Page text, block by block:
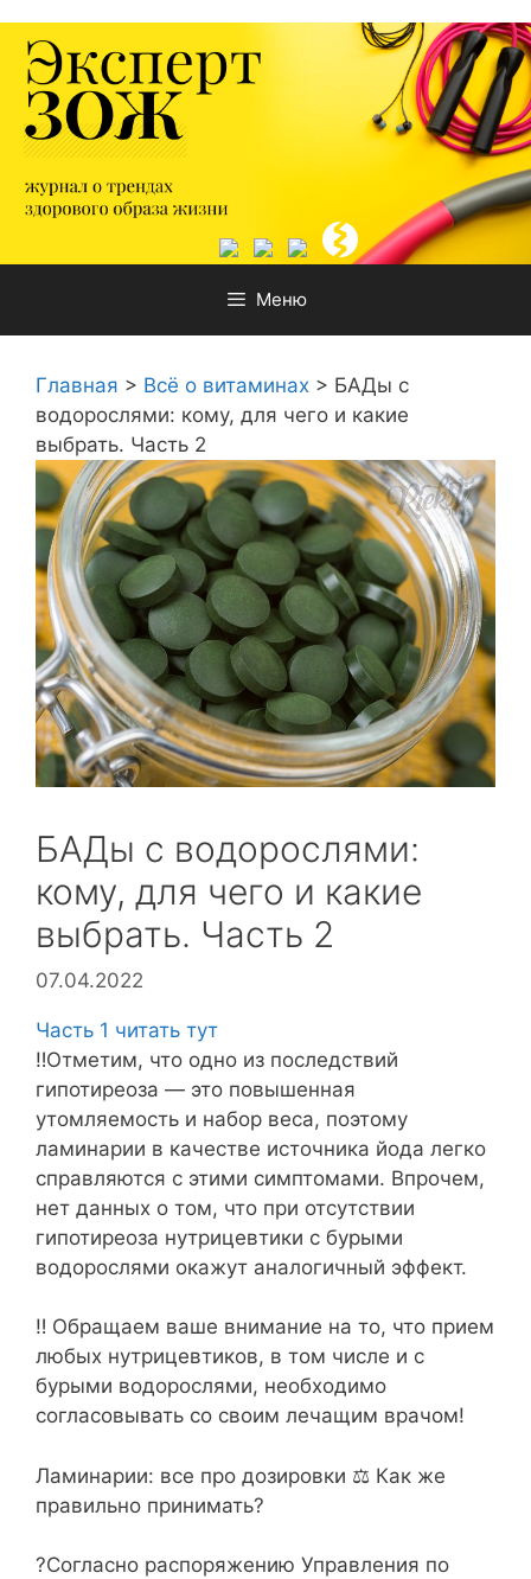
содержимому
Меню
Главная > Всё о витаминах > БАДы с
водорослями: кому, для чего и какие
выбрать. Часть 2
БАДы с водорослями:
кому, для чего и какие
выбрать. Часть 2
07.04.2022
Часть 1 читать тут
‼️Отметим, что одно из последствий
гипотиреоза — это повышенная
утомляемость и набор веса, поэтому
ламинарии в качестве источника йода легко
справляются с этими симптомами. Впрочем,
нет данных о том, что при отсутствии
гипотиреоза нутрицевтики с бурыми
водорослями окажут аналогичный эффект.
‼️ Обращаем ваше внимание на то, что прием
любых нутрицевтиков, в том числе и с
бурыми водорослями, необходимо
согласовывать со своим лечащим врачом!
Ламинарии: все про дозировки ⚖️ Как же
правильно принимать?
?Согласно распоряжению Управления по